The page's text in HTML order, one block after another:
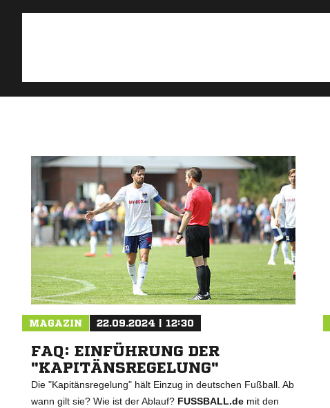
MAGAZIN 22.09.2024 | 12:30
FAQ: EINFÜHRUNG DER
"KAPITÄNSREGELUNG"
Die "Kapitänsregelung" hält Einzug in deutschen Fußball. Ab
wann gilt sie? Wie ist der Ablauf? FUSSBALL.de mit den